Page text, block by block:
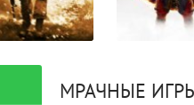
МРАЧНЫЕ